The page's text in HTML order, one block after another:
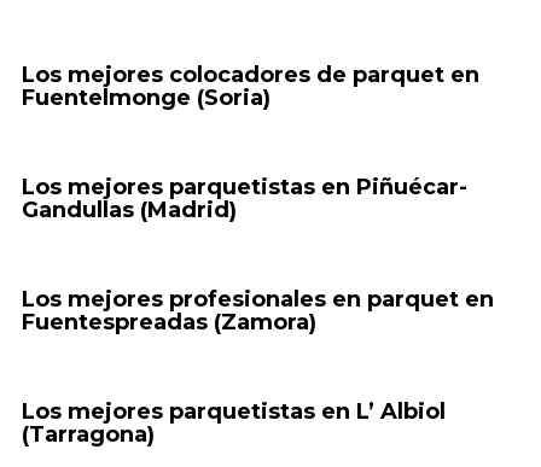
Los mejores colocadores de parquet en
Fuentelmonge (Soria)
Los mejores parquetistas en Piñuécar-
Gandullas (Madrid)
Los mejores profesionales en parquet en
Fuentespreadas (Zamora)
Los mejores parquetistas en L’ Albiol
(Tarragona)